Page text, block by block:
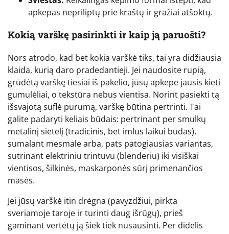
apkepas nepriliptų prie kraštų ir gražiai atšoktų.
Kokią varškę pasirinkti ir kaip ją paruošti?
Nors atrodo, kad bet kokia varškė tiks, tai yra didžiausia
klaida, kurią daro pradedantieji. Jei naudosite rupią,
grūdėtą varškę tiesiai iš pakelio, jūsų apkepe jausis kieti
gumulėliai, o tekstūra nebus vientisa. Norint pasiekti tą
išsvajotą suflė purumą, varškę būtina pertrinti. Tai
galite padaryti keliais būdais: pertrinant per smulkų
metalinį sietelį (tradicinis, bet imlus laikui būdas),
sumalant mėsmale arba, pats patogiausias variantas,
sutrinant elektriniu trintuvu (blenderiu) iki visiškai
vientisos, šilkinės, maskarponės sūrį primenančios
masės.
Jei jūsų varškė itin drėgna (pavyzdžiui, pirkta
sveriamoje taroje ir turinti daug išrūgų), prieš
gaminant vertėtų ją šiek tiek nusausinti. Per didelis